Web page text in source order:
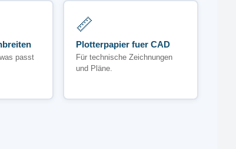
passt
📏
Plotterpapier fuer CAD
Für technische Zeichnungen
und Pläne.